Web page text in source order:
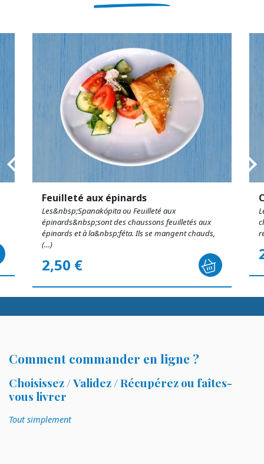
Feuilleté aux épinards
Les&nbsp;Spanakópita ou Feuilleté aux
épinards&nbsp;sont des chaussons feuilletés aux
épinards et à la&nbsp;féta. Ils se mangent chauds,
(…)
2,50 €
Comment commander en ligne ?
Choisissez / Validez / Récupérez ou faîtes-
vous livrer
Tout simplement